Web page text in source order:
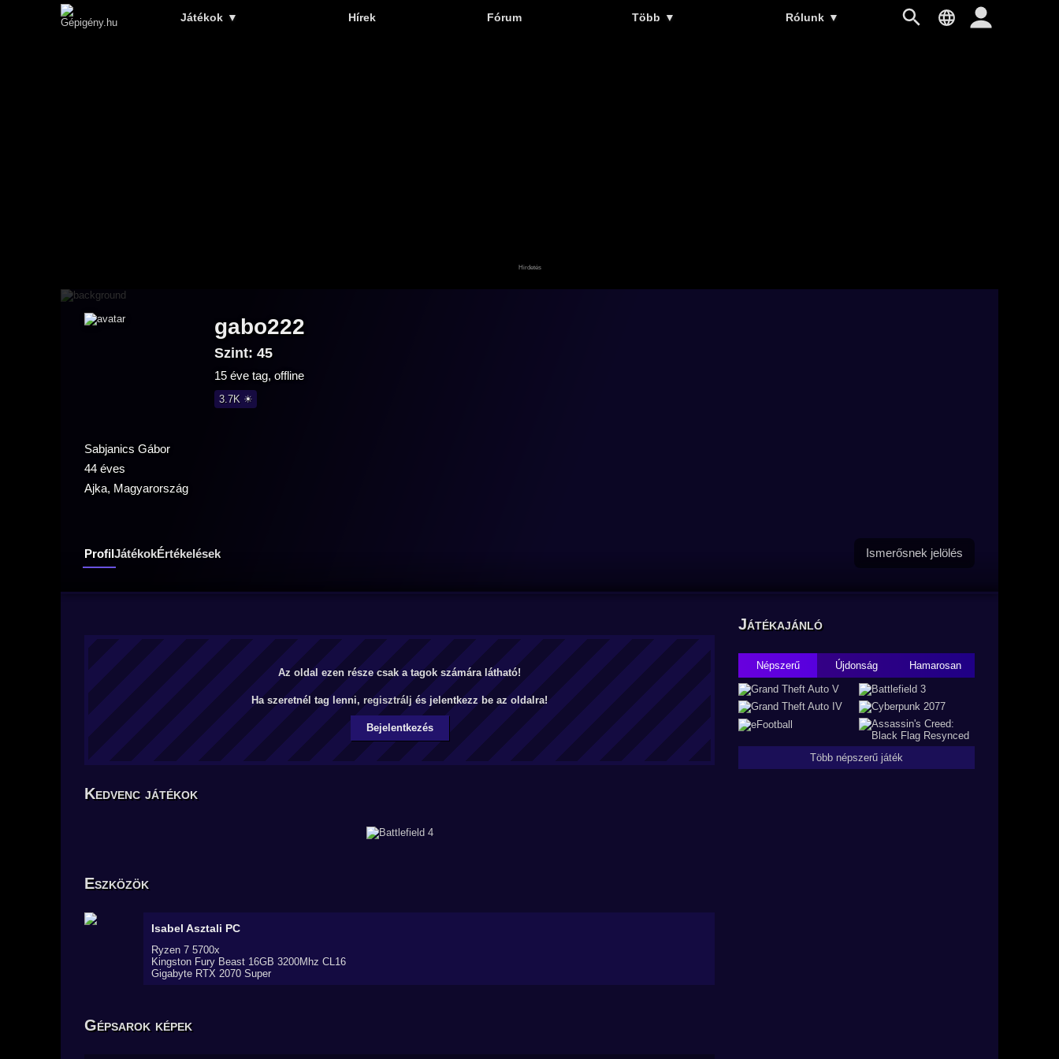
Játékok ▼ Hírek Fórum Több ▼ Rólunk ▼
gabo222
Szint: 45
15 éve tag, offline
3.7K ☀
Sabjanics Gábor
44 éves
Ajka, Magyarország
ProfilJátékokÉrtékelések Ismerősnek jelölés
Az oldal ezen része csak a tagok számára látható!
Ha szeretnél tag lenni, regisztrálj és jelentkezz be az oldalra!
Bejelentkezés
Kedvenc játékok
Eszközök
Isabel Asztali PC
Ryzen 7 5700x
Kingston Fury Beast 16GB 3200Mhz CL16
Gigabyte RTX 2070 Super
Gépsarok képek
Játékajánló
Népszerű Újdonság Hamarosan
Több népszerű játék